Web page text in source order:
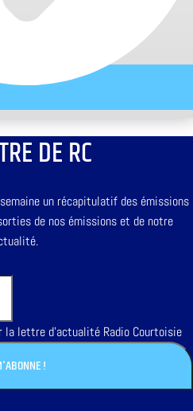
DE RC
un récapitulatif des émissions
de nos émissions et de notre
la lettre d'actualité Radio Courtoisie